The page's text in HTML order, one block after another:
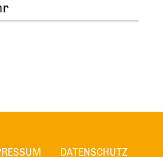
DATENSCHUTZ